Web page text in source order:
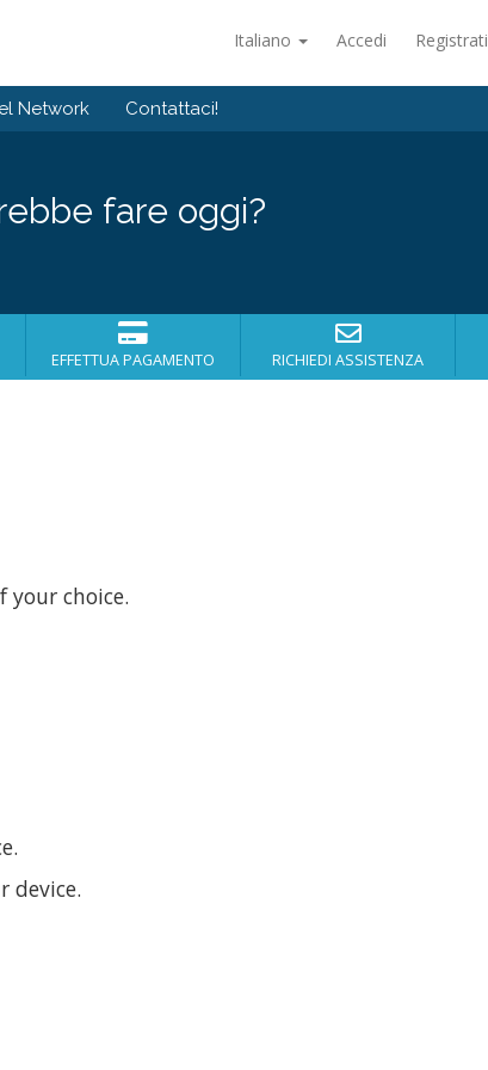
Italiano Accedi Registrati
Network Contattaci!
fare oggi?
EFFETTUA PAGAMENTO RICHIEDI ASSISTENZA
your choice.
device.